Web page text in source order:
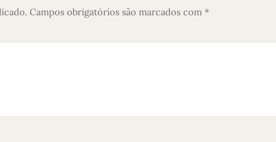
Campos obrigatórios são marcados com *